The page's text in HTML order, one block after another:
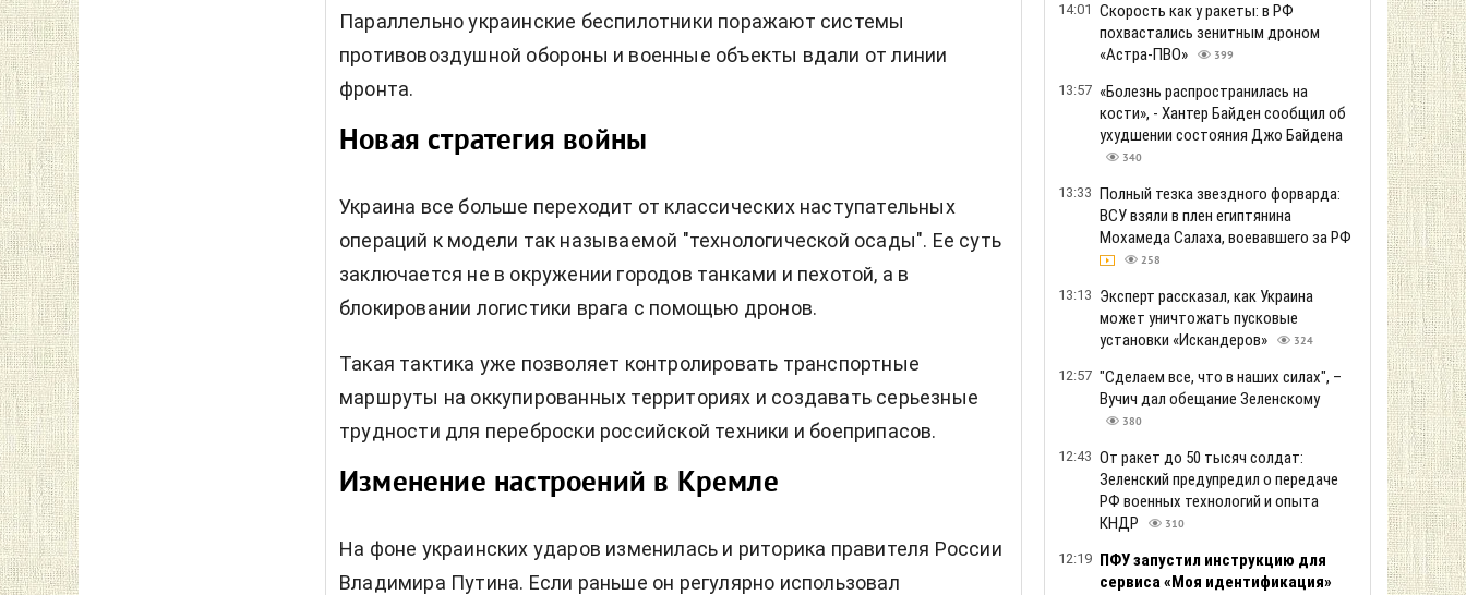
Параллельно украинские беспилотники поражают системы
противовоздушной обороны и военные объекты вдали от линии
фронта.
Новая стратегия войны
Украина все больше переходит от классических наступательных
операций к модели так называемой "технологической осады". Ее суть
заключается не в окружении городов танками и пехотой, а в
блокировании логистики врага с помощью дронов.
Такая тактика уже позволяет контролировать транспортные
маршруты на оккупированных территориях и создавать серьезные
трудности для переброски российской техники и боеприпасов.
Изменение настроений в Кремле
На фоне украинских ударов изменилась и риторика правителя России
Владимира Путина. Если раньше он регулярно использовал
14:01 Скорость как у ракеты: в РФ
похвастались зенитным дроном
«Астра-ПВО»
399
13:57 «Болезнь распространилась на
кости», - Хантер Байден сообщил об
ухудшении состояния Джо Байдена
340
13:33 Полный тезка звездного форварда:
ВСУ взяли в плен египтянина
Мохамеда Салаха, воевавшего за РФ
258
13:13 Эксперт рассказал, как Украина
может уничтожать пусковые
установки «Искандеров»
324
12:57 "Сделаем все, что в наших силах", –
Вучич дал обещание Зеленскому
380
12:43 От ракет до 50 тысяч солдат:
Зеленский предупредил о передаче
РФ военных технологий и опыта
КНДР
310
12:19 ПФУ запустил инструкцию для
сервиса «Моя идентификация»